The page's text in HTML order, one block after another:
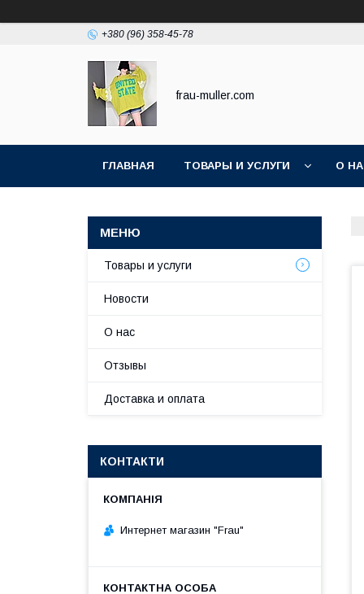
+380 (96) 358-45-78
frau-muller.com
ГЛАВНАЯ ТОВАРЫ И УСЛУГИ О
Товары и услуги
Новости
О нас
Отзывы
Доставка и оплата
КОНТАКТИ
Интернет магазин "Frau"